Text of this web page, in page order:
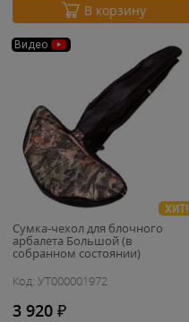
В корзину
Видео
ХИТ!
Сумка-чехол для блочного
арбалета Большой (в
собранном состоянии)
Код: УТ000001972
3 920 ₽